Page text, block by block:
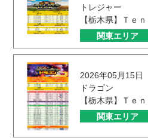
トレジャー
【栃木県】Ｔｅ
関東エリア
2026年05月15日
ドラゴン
【栃木県】Ｔｅ
関東エリア